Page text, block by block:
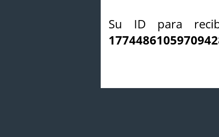
Su ID para